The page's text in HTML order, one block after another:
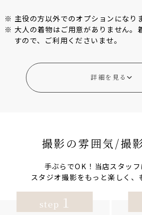
※ 主役の方以外でのオプションになり
※ 大人の着物はご用意がありません。
すので、ご利用くださいませ。
詳細を見る
撮影の雰囲気/撮
手ぶらでOK！当店スタッフ
スタジオ撮影をもっと楽しく、
step 1